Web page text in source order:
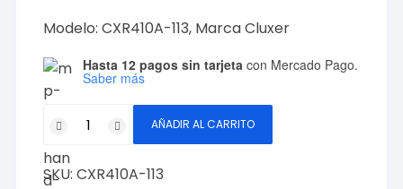
Modelo: CXR410A-113, Marca Cluxer
Hasta 12 pagos sin tarjeta con Mercado Pago.
Saber más
Refrigerante
R410A
Boya
AÑADIR AL CARRITO
SKU:CXR410A-113